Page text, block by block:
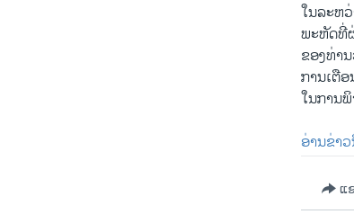
ໃນລະຫ
ພະຫັດທີ່
ຂອງທ່າ
ການເຕື
ໃນການ
ອ່ານຂ່າ
ແ